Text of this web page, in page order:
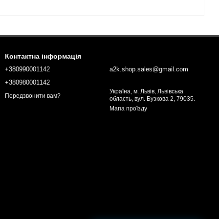
Контактна інформація
+380990001142
+380980001142
Передзвонити вам?
a2k.shop.sales@gmail.com
Україна, м. Львів, Львівська
область, вул. Бузкова 2, 79035.
Мапа проїзду